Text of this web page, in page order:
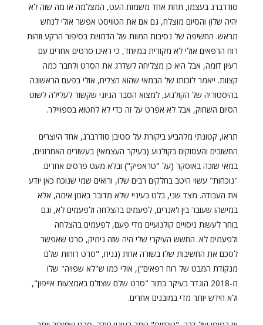
סודרברג בעצמו, תחת אחד משמות העט, המצלמה או מה שזה לא
יהיה שלו) והסיום מוצלח, גם אם את הטוויסט אפשר אולי לנחש
מראש. החשיפה של נסיבות המוות של הדמויות בסיפור הרקע וזהות
רוח הרפאים אולי לא מקורית במיוחד, כי ראינו סרטים אחרים עם
רעיון דומה, אבל היא כן מצליחה לשדרג את הסרט ולחבר כמה
קצוות. ייאמר לזכותו של הבמאי שהוא הצליח, אולי בפעם הראשונה
בהיסטוריה של הקולנוע, למצוא הסבר הגיוני שקשור לעלילה לשוט
הסיום השחוק, אבל לא אפרט על זה כדי לא לחטוא בספויילר.
תראו, קטונתי מלהביע ביקורת על סטיבן סודרברג, אחד היוצרים
החשובים והעסוקים בקולנוע (בעיקר העצמאי) בעשורים האחרונים,
במאי שזכה באוסקר (על "טראפיק") ובלא מעט פרסים אחרים.
"נוכחות" עשוי היטב בחלקים רבים שלו, ורואים שמי שנוכח כאן יודע
את העבודה. מצד שני, בלט בעיניי שלא מדובר באמן אימה, אלא
במישהו שעובר בין ז'אנרים, לפעמים בהצלחה ולפעמים לא, וגם
בוחר לעשות ניסויים קולנועיים מדי פעם, לפעמים בהצלחה
ולפעמים לא. החשש העיקרי שלי היה שזה גימיק, סרט שאפשר
לסכם את החשיבות שלו בשורה אחת (נניח, "סרט רוחות שלם
מנקודת המבט של רוח רפאים"), אולי כמו ש"לא שפויה" שלו
מ-2018 הוגדר בעיקר בתור "סרט שלם שצולם באמצעות אייפון",
ולא חידש יותר מדי במובנים אחרים.